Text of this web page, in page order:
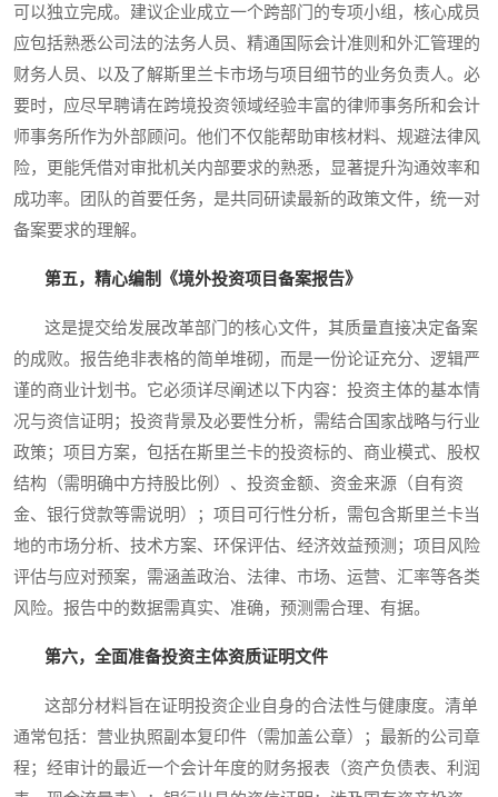
可以独立完成。建议企业成立一个跨部门的专项小组，核心成员
应包括熟悉公司法的法务人员、精通国际会计准则和外汇管理的
财务人员、以及了解斯里兰卡市场与项目细节的业务负责人。必
要时，应尽早聘请在跨境投资领域经验丰富的律师事务所和会计
师事务所作为外部顾问。他们不仅能帮助审核材料、规避法律风
险，更能凭借对审批机关内部要求的熟悉，显著提升沟通效率和
成功率。团队的首要任务，是共同研读最新的政策文件，统一对
备案要求的理解。
第五，精心编制《境外投资项目备案报告》
这是提交给发展改革部门的核心文件，其质量直接决定备案
的成败。报告绝非表格的简单堆砌，而是一份论证充分、逻辑严
谨的商业计划书。它必须详尽阐述以下内容：投资主体的基本情
况与资信证明；投资背景及必要性分析，需结合国家战略与行业
政策；项目方案，包括在斯里兰卡的投资标的、商业模式、股权
结构（需明确中方持股比例）、投资金额、资金来源（自有资
金、银行贷款等需说明）；项目可行性分析，需包含斯里兰卡当
地的市场分析、技术方案、环保评估、经济效益预测；项目风险
评估与应对预案，需涵盖政治、法律、市场、运营、汇率等各类
风险。报告中的数据需真实、准确，预测需合理、有据。
第六，全面准备投资主体资质证明文件
这部分材料旨在证明投资企业自身的合法性与健康度。清单
通常包括：营业执照副本复印件（需加盖公章）；最新的公司章
程；经审计的最近一个会计年度的财务报表（资产负债表、利润